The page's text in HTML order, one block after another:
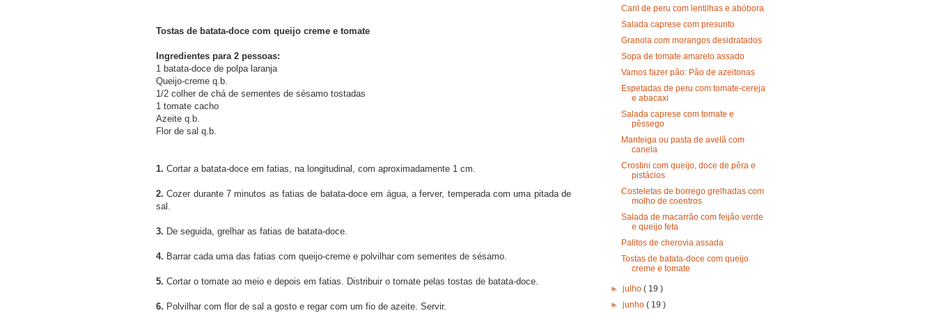
Tostas de batata-doce com queijo creme e tomate
Ingredientes para 2 pessoas:
1 batata-doce de polpa laranja
Queijo-creme q.b.
1/2 colher de chá de sementes de sésamo tostadas
1 tomate cacho
Azeite q.b.
Flor de sal q.b.
1. Cortar a batata-doce em fatias, na longitudinal, com aproximadamente 1 cm.
2. Cozer durante 7 minutos as fatias de batata-doce em água, a ferver, temperada com uma pitada de
sal.
3. De seguida, grelhar as fatias de batata-doce.
4. Barrar cada uma das fatias com queijo-creme e polvilhar com sementes de sésamo.
5. Cortar o tomate ao meio e depois em fatias. Distribuir o tomate pelas tostas de batata-doce.
6. Polvilhar com flor de sal a gosto e regar com um fio de azeite. Servir.
Caril de peru com lentilhas e abóbora
Salada caprese com presunto
Granola com morangos desidratados
Sopa de tomate amarelo assado
Vamos fazer pão: Pão de azeitonas
Espetadas de peru com tomate-cereja
e abacaxi
Salada caprese com tomate e
pêssego
Manteiga ou pasta de avelã com
canela
Crostini com queijo, doce de pêra e
pistácios
Costeletas de borrego grelhadas com
molho de coentros
Salada de macarrão com feijão verde
e queijo feta
Palitos de cherovia assada
Tostas de batata-doce com queijo
creme e tomate
►julho( 19 )
►junho( 19 )